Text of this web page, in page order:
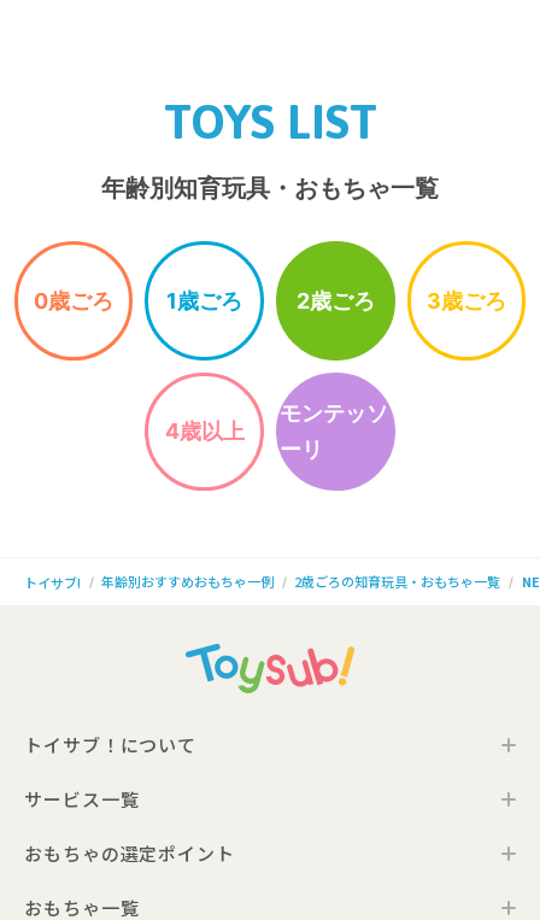
TOYS LIST
年齢別知育玩具・おもちゃ一覧
0歳ごろ 1歳ごろ 2歳ごろ 3歳ごろ
4歳以上
モンテッソ
ーリ
トイサブ! 年齢別おすすめおもちゃ一例 2歳ごろの知育玩具・おもちゃ一覧
トイサブ！について
トイサブ！の特徴
サービス一覧・料金
サービス一覧
トイサブ！ファーストセレクション
おもちゃの選定ポイント
年齢別おすすめおもちゃ
おもちゃ一覧